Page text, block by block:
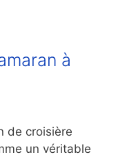
à
de croisière
un véritable